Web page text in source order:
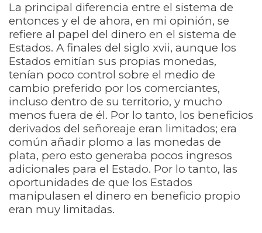
La principal diferencia entre el sistema de
entonces y el de ahora, en mi opinión, se
refiere al papel del dinero en el sistema de
Estados. A finales del siglo xvii, aunque los
Estados emitían sus propias monedas,
tenían poco control sobre el medio de
cambio preferido por los comerciantes,
incluso dentro de su territorio, y mucho
menos fuera de él. Por lo tanto, los beneficios
derivados del señoreaje eran limitados; era
común añadir plomo a las monedas de
plata, pero esto generaba pocos ingresos
adicionales para el Estado. Por lo tanto, las
oportunidades de que los Estados
manipulasen el dinero en beneficio propio
eran muy limitadas.